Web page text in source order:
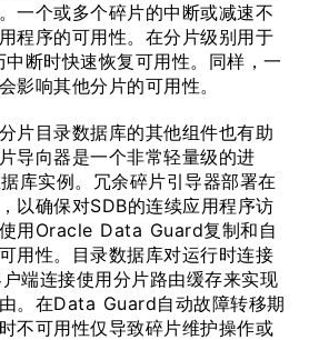
一个或多个碎片的中断或减速不
程序的可用性。在分片级别用于
断时快速恢复可用性。同样，一
影响其他分片的可用性。
片目录数据库的其他组件也有助
导向器是一个非常轻量级的进
库实例。冗余碎片引导器部署在
以确保对SDB的连续应用程序访
用Oracle Data Guard复制和自
用性。目录数据库对运行时连接
端连接使用分片路由缓存来实现
。在Data Guard自动故障转移期
不可用性仅导致碎片维护操作或